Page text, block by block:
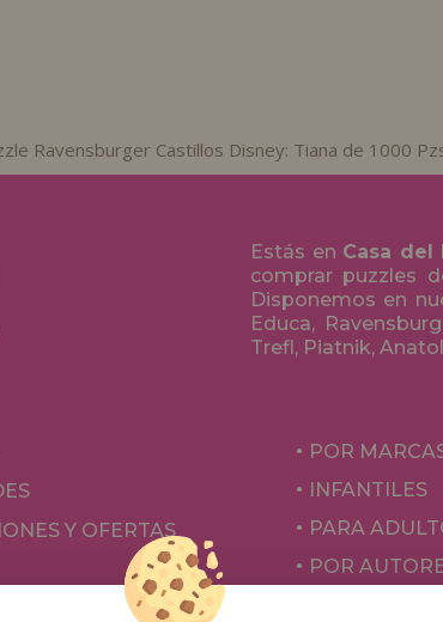
Ravensburger Castillos Disney: Tiana de 1000
Estás en Casa del
comprar puzzles
Disponemos en
Educa,
Trefl, Piatnik,
Y OFERTAS
POR
INFANTILES
PARA
POR